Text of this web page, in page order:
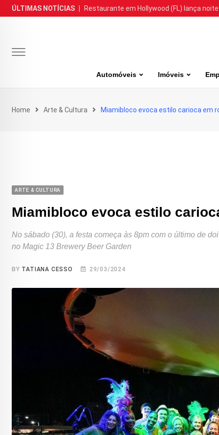
Skip
to
ÚLTIMAS NOTÍCIAS Restaurante em Hollywood (FL) lança
Automóveis Imóveis
Home Arte & Cultura Miamibloco evoca estilo carioca em
ARTE & CULTURA
Miamibloco evoca estilo
No sábado (30), a festa começa às 8pm com o último de
no Magic 13 Brewery Beer Garden
BY TATIANA CESSO 29/03/2024